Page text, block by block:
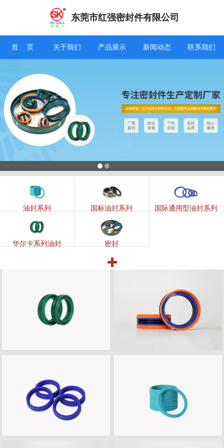
东莞市红强密封件有限公司
首 页 关于我们 产品展示 新闻动态 联系我们
油封系列 国标油封系列 国际通用型油封系列
华尔卡系列油封 密封
搜索